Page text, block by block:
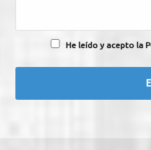
He leído y acepto la